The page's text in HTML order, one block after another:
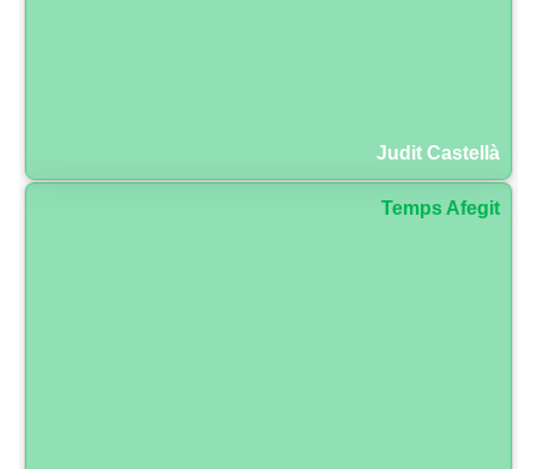
Judit Castellà
Temps Afegit